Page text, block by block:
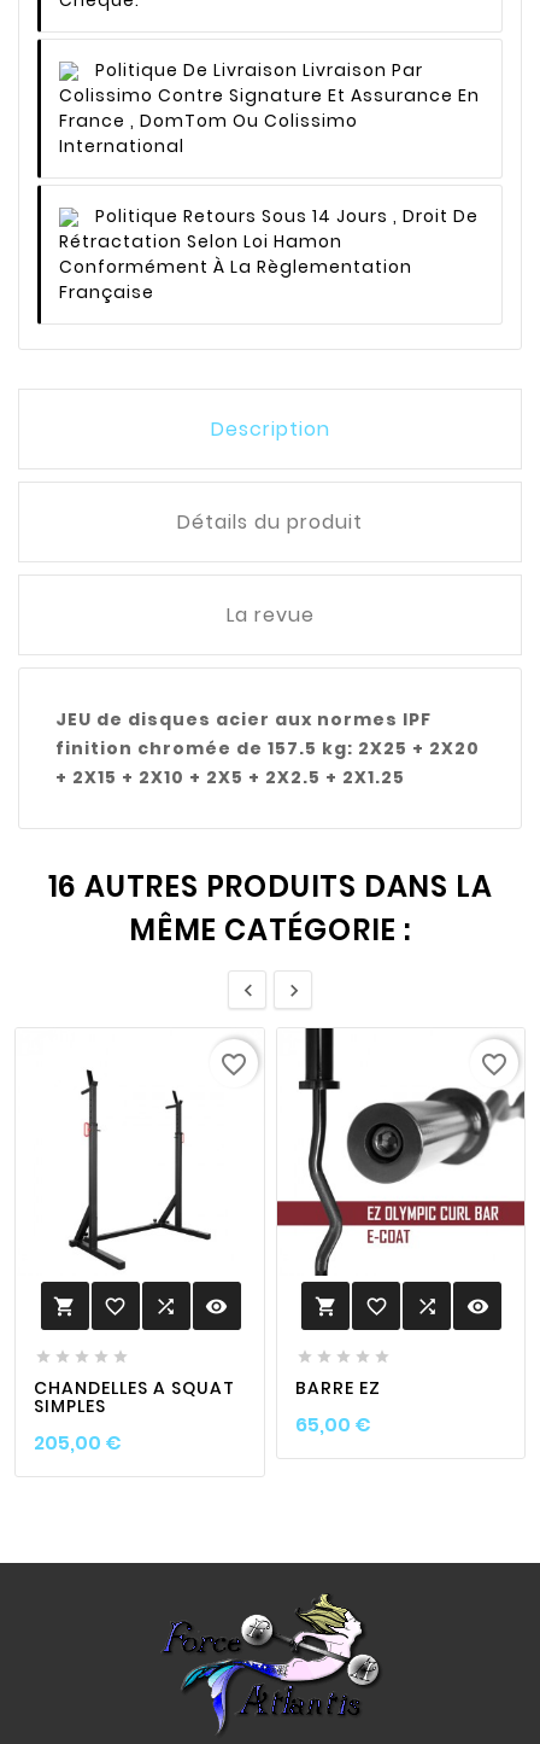
Politique De Livraison Livraison Par
Colissimo Contre Signature Et Assurance En
France , DomTom Ou Colissimo
International
Politique Retours Sous 14 Jours , Droit De
Rétractation Selon Loi Hamon
Conformément À La Règlementation
Française
Description
Détails du produit
La revue
JEU de disques acier aux normes IPF
finition chromée de 157.5 kg: 2X25 + 2X20
+ 2X15 + 2X10 + 2X5 + 2X2.5 + 2X1.25
16 AUTRES PRODUITS DANS LA
MÊME CATÉGORIE :
 
 favorite_border  visibility
    
CHANDELLES A SQUAT
SIMPLES
205,00 €
favorite_border
 favorite_border  visibility
    
BARRE EZ
65,00 €Prix
favorite_border